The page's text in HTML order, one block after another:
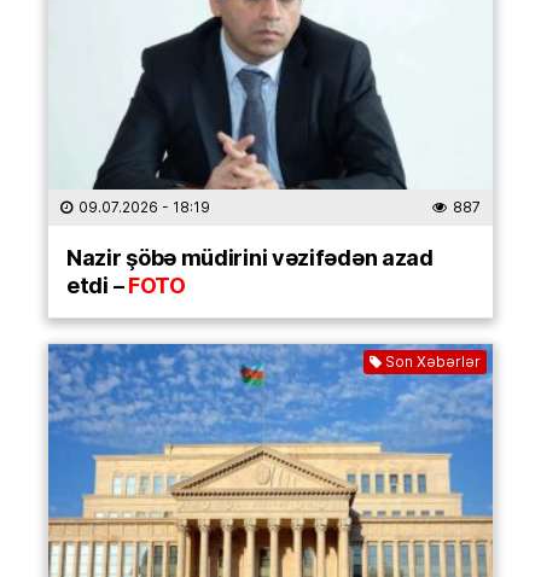
09.07.2026 - 18:19 887
Nazir şöbə müdirini vəzifədən azad
etdi –FOTO
Son Xəbərlər